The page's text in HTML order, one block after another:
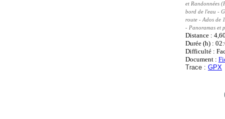
et Randonnées
bord de l'eau -
route - Ados de
- Panoramas et
Distance :
Durée (h) :
Difficulté :
Document :
Trace : GPX